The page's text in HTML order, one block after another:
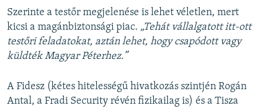
Szerinte a testőr megjelenése is lehet véletlen, mert
kicsi a magánbiztonsági piac. „Tehát vállalgatott itt-ott
testőri feladatokat, aztán lehet, hogy csapódott vagy
küldték Magyar Péterhez.”
A Fidesz (kétes hitelességű hivatkozás szintjén Rogán
Antal, a Fradi Security révén fizikailag is) és a Tisza